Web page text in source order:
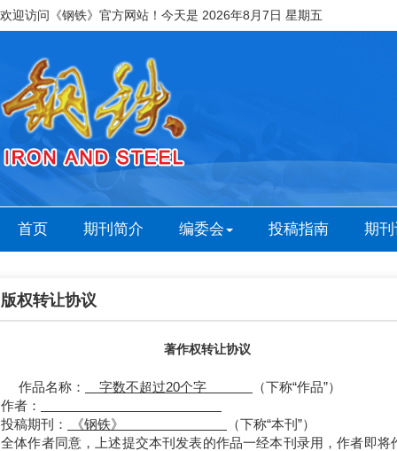
欢迎访问《钢铁》官方网站！今天是 2026年8月7日 星期五
首页 期刊简介 编委会 投稿指南 期
版权转让协议
著作权转让协议
作品名称： 字数不超过20个字
（下称“作品”）
作者：
投稿期刊：
《钢铁》
（下称“本刊”）
全体作者同意，上述提交本刊发表的作品一经本刊录用，作者即